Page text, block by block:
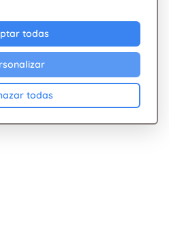
todas
todas